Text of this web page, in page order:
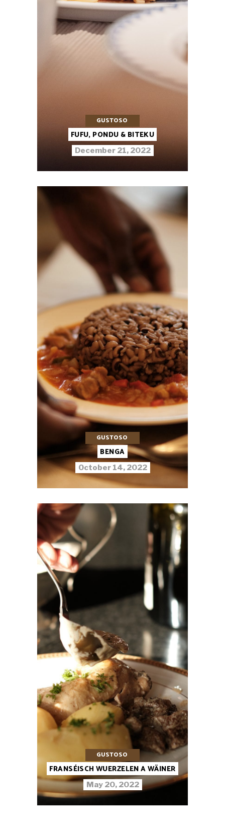
GUSTOSO
FUFU, PONDU & BITEKU
December 21, 2022
GUSTOSO
BENGA
October 14, 2022
GUSTOSO
FRANSÉISCH WUERZELEN A WÄINER
May 20, 2022